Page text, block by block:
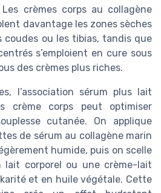
crèmes corps au collagène
davantage les zones sèches
coudes ou les tibias, tandis que
s’emploient en cure sous
des crèmes plus riches.
l’association sérum plus lait
crème corps peut optimiser
cutanée. On applique
de sérum au collagène marin
humide, puis on scelle
lait corporel ou une crème-lait
et en huile végétale. Cette